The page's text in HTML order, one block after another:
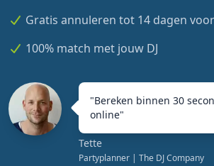
Gratis annuleren tot 14 dagen
100% match met jouw DJ
"Bereken binnen 30
online"
Tette
Partyplanner | The DJ Company